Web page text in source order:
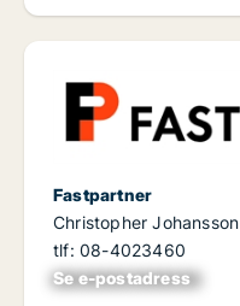
Fastpartner
Christopher Johansson
tlf: 08-4023460
Se e-postadress
xxxxxxxxxxxxxxx